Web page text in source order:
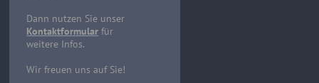
Dann nutzen Sie unser
Kontaktformular für
weitere Infos.
Wir freuen uns auf Sie!